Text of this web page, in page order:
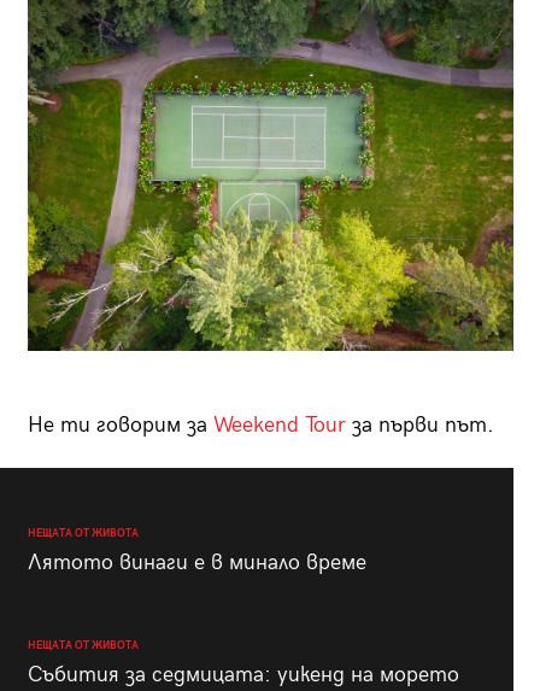
Не ти говорим за Weekend Tour за първи път.
НЕЩАТА ОТ ЖИВОТА
Лятото винаги е в минало време
НЕЩАТА ОТ ЖИВОТА
Събития за седмицата: уикенд на морето